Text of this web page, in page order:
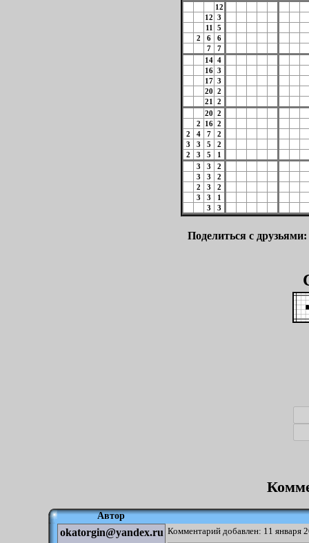
12
12 3
11
5
2
6
6
7
7
14 4
16 3
17 3
20 2
21
2
20 2
2
16 2
2
4 7
2
3
3 5
2
2
3 5
1
3
3
2
3
3
2
2
3
2
3
3
1
3
3
Поделиться с друзьями:
Автор
okatorgin@yandex.ru Комментарий добавлен: 11 января